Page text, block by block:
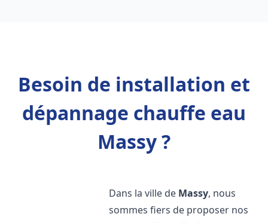
Besoin de installation et
dépannage chauffe eau
Massy ?
Dans la ville de Massy, nous
sommes fiers de proposer nos